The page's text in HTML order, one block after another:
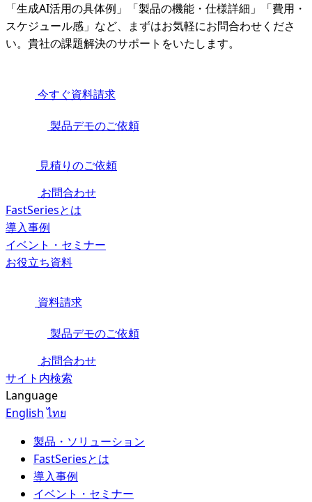
「生成AI活用の具体例」「製品の機能・仕様詳細」「費用・
スケジュール感」など、まずはお気軽にお問合わせくださ
い。貴社の課題解決のサポートをいたします。
今すぐ資料請求
製品デモのご依頼
見積りのご依頼
お問合わせ
FastSeriesとは
導入事例
イベント・セミナー
お役立ち資料
資料請求
製品デモのご依頼
お問合わせ
サイト内検索
Language
English ไทย
製品・ソリューション
FastSeriesとは
導入事例
イベント・セミナー